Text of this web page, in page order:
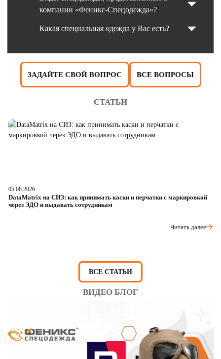
компании «Феникс-Спецодежда»?
Какая специальная одежда у Вас есть?
ЗАДАЙТЕ СВОЙ ВОПРОС ВСЕ ВОПРОСЫ
СТАТЬИ
05.08.2026
DataMatrix на СИЗ: как принимать каски и перчатки с маркировкой
через ЭДО и выдавать сотрудникам
Читать далее
ВСЕ СТАТЬИ
ВИДЕО БЛОГ